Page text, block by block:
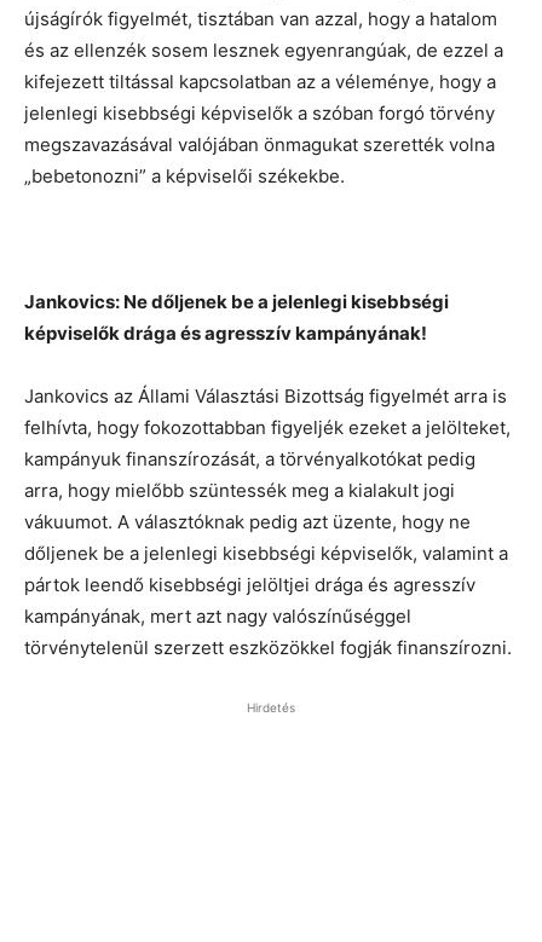
újságírók figyelmét, tisztában van azzal, hogy a hatalom
és az ellenzék sosem lesznek egyenrangúak, de ezzel a
kifejezett tiltással kapcsolatban az a véleménye, hogy a
jelenlegi kisebbségi képviselők a szóban forgó törvény
megszavazásával valójában önmagukat szerették volna
„bebetonozni” a képviselői székekbe.
Jankovics: Ne dőljenek be a jelenlegi kisebbségi
képviselők drága és agresszív kampányának!
Jankovics az Állami Választási Bizottság figyelmét arra is
felhívta, hogy fokozottabban figyeljék ezeket a jelölteket,
kampányuk finanszírozását, a törvényalkotókat pedig
arra, hogy mielőbb szüntessék meg a kialakult jogi
vákuumot. A választóknak pedig azt üzente, hogy ne
dőljenek be a jelenlegi kisebbségi képviselők, valamint a
pártok leendő kisebbségi jelöltjei drága és agresszív
kampányának, mert azt nagy valószínűséggel
törvénytelenül szerzett eszközökkel fogják finanszírozni.
Hirdetés